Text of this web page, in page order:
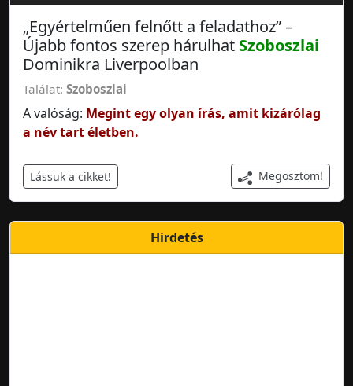
„Egyértelműen felnőtt a feladathoz” –
Újabb fontos szerep hárulhat Szoboszlai
Dominikra Liverpoolban
Találat: Szoboszlai
A valóság: Megint egy olyan írás, amit kizárólag
a név tart életben.
Lássuk a cikket! Megosztom!
Hirdetés